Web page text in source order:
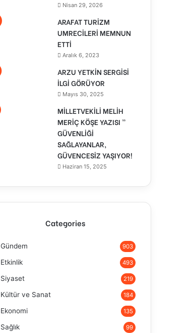
Nisan 29, 2026
ARAFAT TURİZM
UMRECİLERİ MEMNUN
ETTİ
Aralık 6, 2023
ARZU YETKİN SERGİSİ
İLGİ GÖRÜYOR
Mayıs 30, 2025
MİLLETVEKİLİ MELİH
MERİÇ KÖŞE YAZISI ”
GÜVENLİĞİ
SAĞLAYANLAR,
GÜVENCESİZ YAŞIYOR!
Haziran 15, 2025
Categories
Gündem 903
Etkinlik 493
Siyaset 219
Kültür ve Sanat 184
Ekonomi 135
Sağlık 99